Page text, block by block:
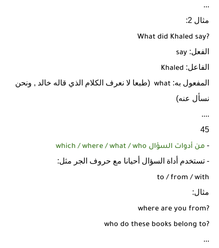
...
مثال 2:
What did Khaled say?
الفعل: say
الفاعل: Khaled
المفعول به: what (طبعا لا نعرف الكلام الذي قاله خالد , ونحن
نسأل عنه)
....
45
- من أدوات السؤال which / where / what / who
- تستخدم أداة السؤال أحيانا مع حروف الجر مثل:
to / from / with
مثال:
where are you from?
who do these books belong to?
...